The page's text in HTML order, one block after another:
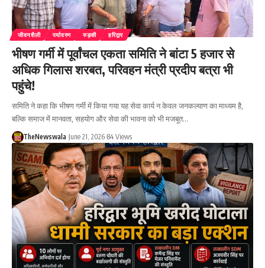
जीवनशैली पर्यावरण रुड़की हरिद्वार
भीषण गर्मी में पूर्वांचल एकता समिति ने बांटा 5 हजार से
अधिक गिलास शरबत, परिवहन मंत्री प्रदीप बत्रा भी
पहुंचे!
समिति ने कहा कि भीषण गर्मी में किया गया यह सेवा कार्य न केवल जनकल्याण का माध्यम है,
बल्कि समाज में मानवता, सहयोग और सेवा की भावना को भी मजबूत…
TheNewswala June 21, 2026 84 Views